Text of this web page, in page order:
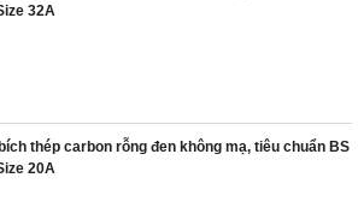
32A
thép carbon rỗng đen không mạ, tiêu chuẩn BS
20A